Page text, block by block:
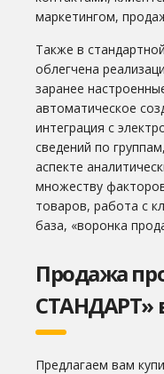
маркетингом,
Также в
облегчена
заранее
автоматическое
интеграция с
сведений по
аспекте
множеству
товаров, работа с
база, «воронка
Продажа
СТАНДАРТ»
Предлагаем вам